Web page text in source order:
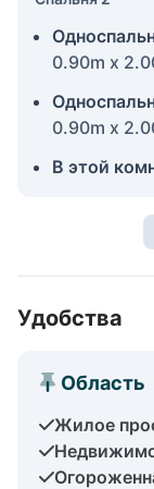
0.90m x
0.90m x
В этой
Удобства
Область
Жилое